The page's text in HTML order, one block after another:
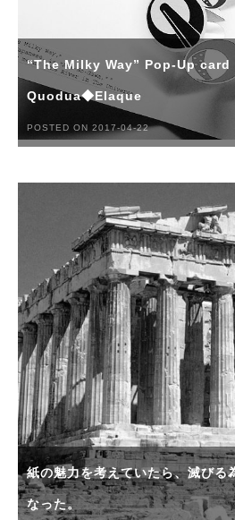
“The Milky Way” Pop-Up
Quodua◆Elaque
POSTED ON 2017-04-22
紙の魅力を考えていたら、滅びる
なった。